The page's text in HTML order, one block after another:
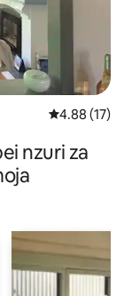
Ukadiriaji wa
4.88 (17)
nzuri za